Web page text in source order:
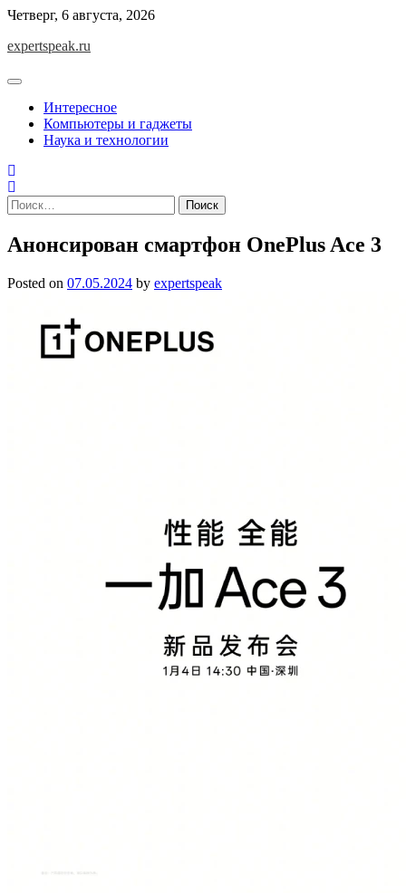
Skip
content
Четверг, 6 августа, 2026
expertspeak.ru
Интересное
Компьютеры и гаджеты
Наука и технологии
Найти:
Анонсирован смартфон OnePlus Ace 3
Posted on 07.05.2024 by expertspeak